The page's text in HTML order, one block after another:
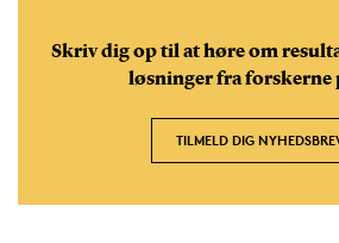
Skriv dig op til at høre om
løsninger fra forskerne
TILMELD DIG